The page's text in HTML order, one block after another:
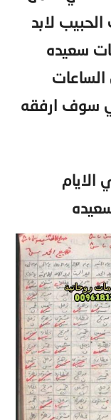
لابد
سعيده
سوف ارفقه